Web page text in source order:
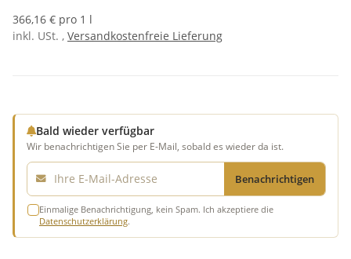
366,16 € pro 1 l
inkl. USt. , Versandkostenfreie Lieferung
Bald wieder verfügbar
Wir benachrichtigen Sie per E-Mail, sobald es wieder da ist.
E-Mail
Benachrichtigen
Einmalige Benachrichtigung, kein Spam. Ich akzeptiere die
Datenschutzerklärung.